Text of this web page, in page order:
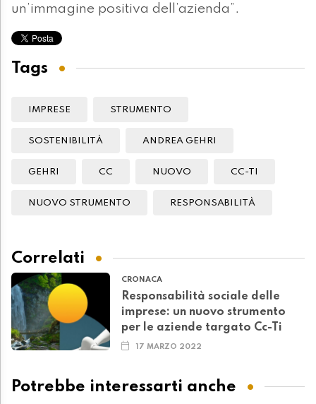
un’immagine positiva dell’azienda”.
Tags
IMPRESE STRUMENTO
SOSTENIBILITÀ ANDREA GEHRI
GEHRI CC NUOVO CC-TI
NUOVO STRUMENTO RESPONSABILITÀ
Correlati
CRONACA
Responsabilità sociale delle
imprese: un nuovo strumento
per le aziende targato Cc-Ti
17 MARZO 2022
Potrebbe interessarti anche